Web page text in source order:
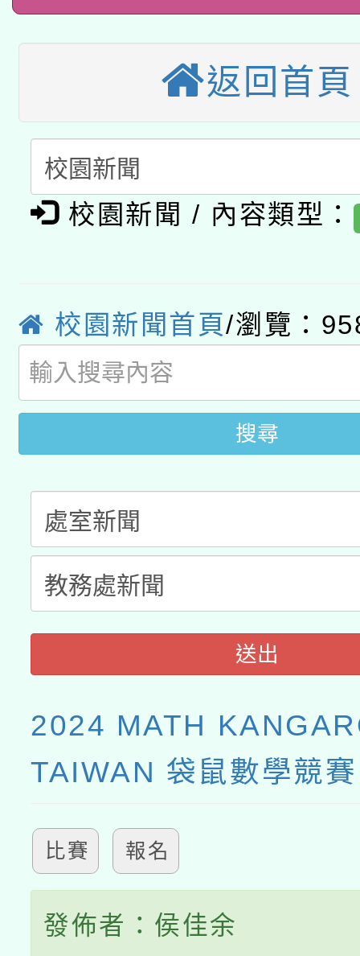
本校115學年度第1次
第3次招考甄選結果公
本校115學年度第2次
次招考甄選結果公告(
有關原住民族委員會
公告之原住民族歲時祭
一案。
兒童少年暑期犯罪預防
答一案
有關本府115年70歲以
人員健康講座「吃得安
案。
本校115學年度第2次
招)
暨閱讀推動專業研習
科技賦能─人工智慧
礎課程
A3數位素養講師名單
返回首頁
校園新聞 / 內容類型：
校園新聞首頁/瀏覽：
搜尋
送出
2024 MATH
TAIWAN 袋鼠數學競賽
比賽 報名
發佈者：侯佳余